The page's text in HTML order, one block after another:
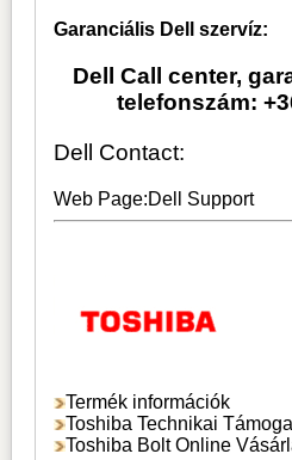
Garanciális Dell szervíz:
Dell Call center,
telefonszám:
Dell Contact:
Web Page:Dell Support
Termék információk
Toshiba Technikai
Toshiba Bolt Online